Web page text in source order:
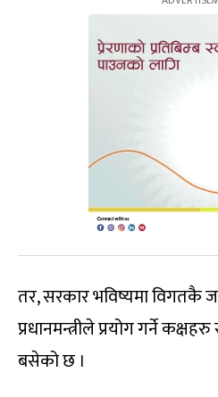
तर, सरकार भविष्यमा विगतकै
प्रधानमन्त्रीले प्रयोग गर्ने
बसेको छ ।